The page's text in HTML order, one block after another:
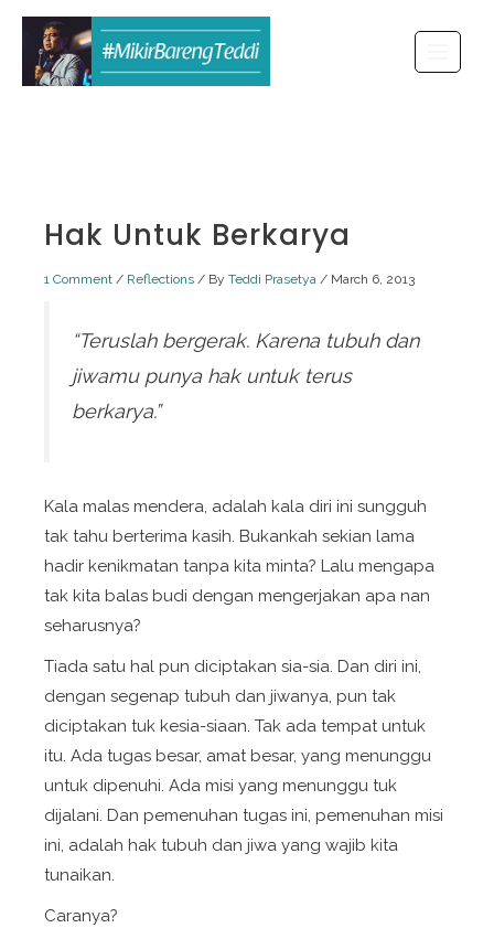
Skip
content
Hak Untuk Berkarya
1 Comment / Reflections / By Teddi Prasetya / March 6, 2013
“Teruslah bergerak. Karena tubuh dan
jiwamu punya hak untuk terus
berkarya.”
Kala malas mendera, adalah kala diri ini sungguh
tak tahu berterima kasih. Bukankah sekian lama
hadir kenikmatan tanpa kita minta? Lalu mengapa
tak kita balas budi dengan mengerjakan apa nan
seharusnya?
Tiada satu hal pun diciptakan sia-sia. Dan diri ini,
dengan segenap tubuh dan jiwanya, pun tak
diciptakan tuk kesia-siaan. Tak ada tempat untuk
itu. Ada tugas besar, amat besar, yang menunggu
untuk dipenuhi. Ada misi yang menunggu tuk
dijalani. Dan pemenuhan tugas ini, pemenuhan misi
ini, adalah hak tubuh dan jiwa yang wajib kita
tunaikan.
Caranya?